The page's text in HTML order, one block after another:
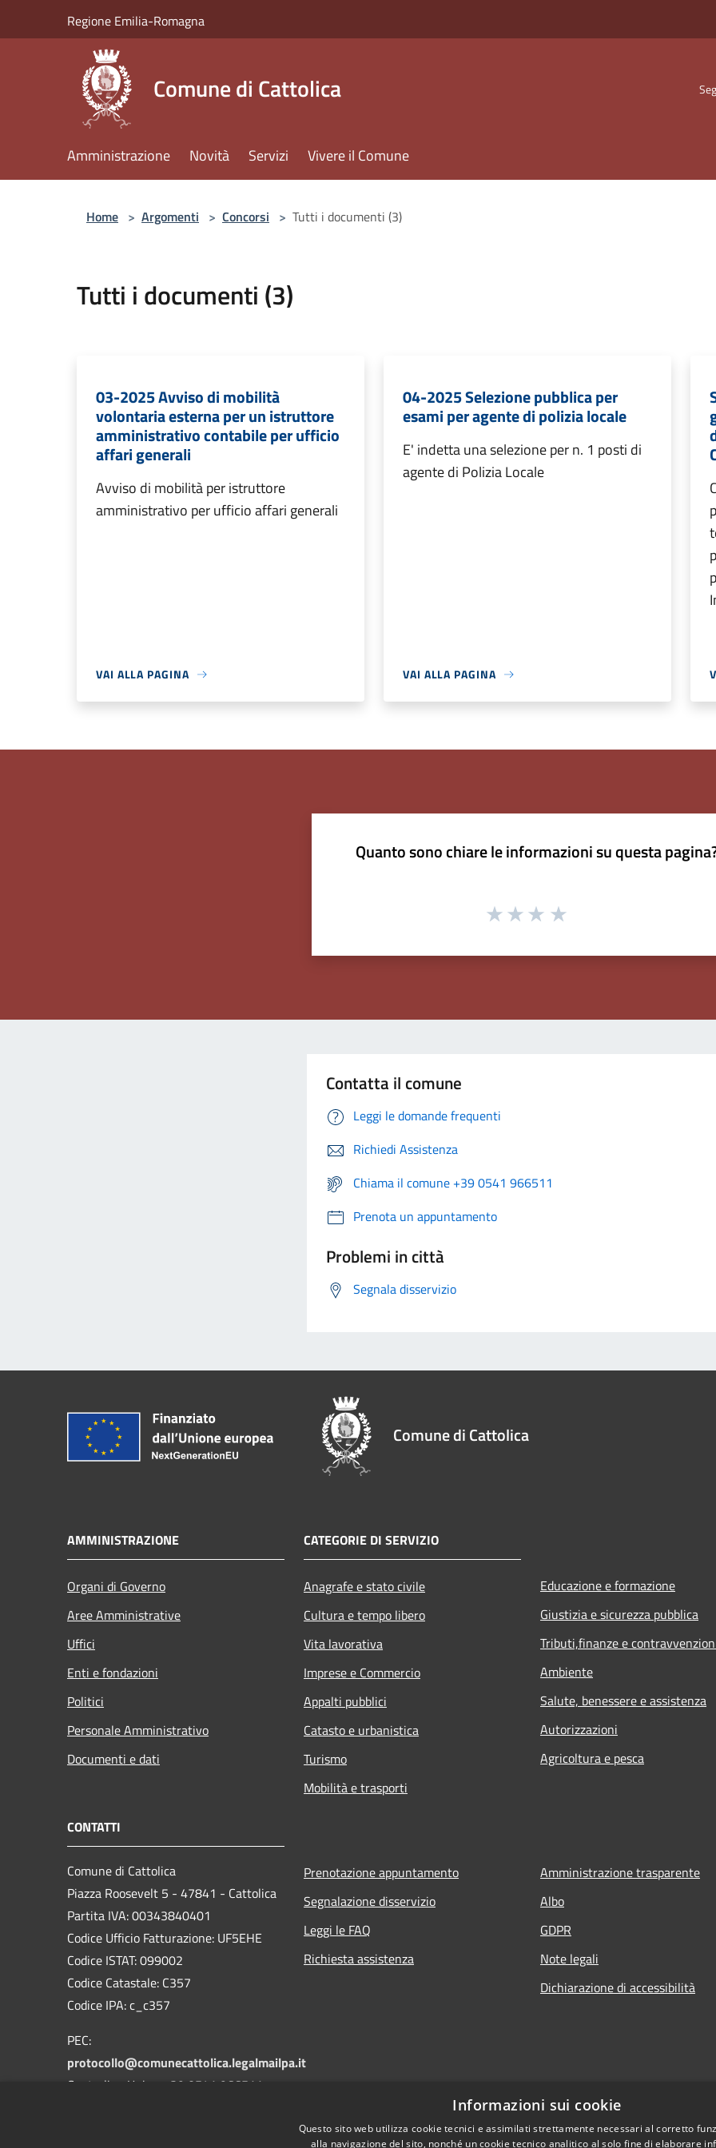
Regione Emilia-Romagna
Comune di Cattolica
Amministrazione Novità Servizi Vivere il Comune
Home > Argomenti > Concorsi > Tutti i documenti (3)
Tutti i documenti (3)
03-2025 Avviso di mobilità
volontaria esterna per un istruttore
amministrativo contabile per ufficio
affari generali
Avviso di mobilità per istruttore
amministrativo per ufficio affari generali
VAI ALLA PAGINA
04-2025 Selezione pubblica per
esami per agente di polizia locale
E' indetta una selezione per n. 1 posti di
agente di Polizia Locale
VAI ALLA PAGINA
Quanto sono chiare le informazioni su questa
Contatta il comune
Leggi le domande frequenti
Richiedi Assistenza
Chiama il comune +39 0541 966511
Prenota un appuntamento
Problemi in città
Segnala disservizio
Comune di Cattolica
AMMINISTRAZIONE
Organi di Governo
Aree Amministrative
Uffici
Enti e fondazioni
Politici
Personale Amministrativo
Documenti e dati
CATEGORIE DI SERVIZIO
Anagrafe e stato civile
Cultura e tempo libero
Vita lavorativa
Imprese e Commercio
Appalti pubblici
Catasto e urbanistica
Turismo
Mobilità e trasporti
Educazione e formazione
Giustizia e sicurezza pubblica
Tributi,finanze e
Ambiente
Salute, benessere e assistenza
Autorizzazioni
Agricoltura e pesca
CONTATTI
Comune di Cattolica
Piazza Roosevelt 5 - 47841 - Cattolica
Partita IVA: 00343840401
Codice Ufficio Fatturazione: UF5EHE
Codice ISTAT: 099002
Codice Catastale: C357
Codice IPA: c_c357
PEC:
protocollo@comunecattolica.legalmailpa.it
Centralino Unico: +39 0541 966511
Prenotazione appuntamento
Segnalazione disservizio
Leggi le FAQ
Richiesta assistenza
Amministrazione trasparente
Albo
GDPR
Note legali
Dichiarazione di accessibilità
Informazioni sui cookie
Questo sito web utilizza cookie tecnici e assimilati strettamente necessari al corretto
alla navigazione del sito, nonché un cookie tecnico analitico al solo fine di elaborare